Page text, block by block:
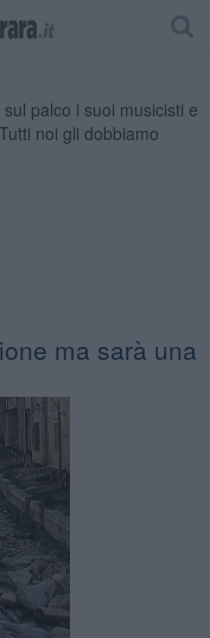
ma sarà una